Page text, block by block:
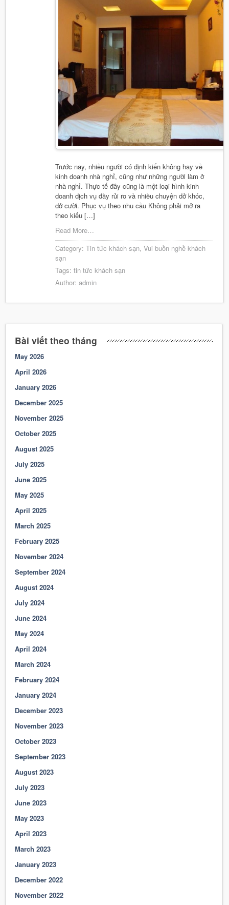
Trước nay, nhiều người có định kiến không hay về
kinh doanh nhà nghỉ, cũng như những người làm ở
nhà nghỉ. Thực tế đây cũng là một loại hình kinh
doanh dịch vụ đầy rủi ro và nhiều chuyện dở khóc,
dở cười. Phục vụ theo nhu cầu Không phải mở ra
theo kiểu […]
Read More…
Category:Tin tức khách sạn,Vui buồn nghề khách
sạn
Tags:tin tức khách sạn
Author:admin
Bài viết theo tháng
May 2026
April 2026
January 2026
December 2025
November 2025
October 2025
August 2025
July 2025
June 2025
May 2025
April 2025
March 2025
February 2025
November 2024
September 2024
August 2024
July 2024
June 2024
May 2024
April 2024
March 2024
February 2024
January 2024
December 2023
November 2023
October 2023
September 2023
August 2023
July 2023
June 2023
May 2023
April 2023
March 2023
January 2023
December 2022
November 2022